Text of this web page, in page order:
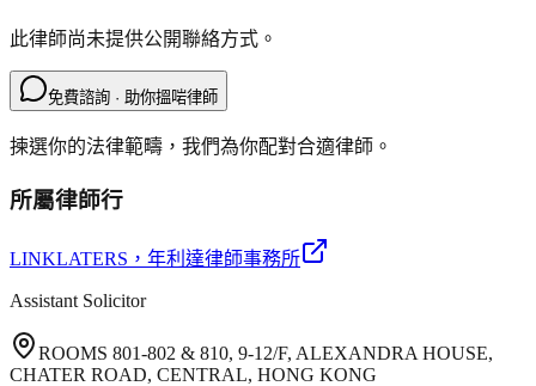
此律師尚未提供公開聯絡方式。
免費諮詢 · 助你搵啱律師
揀選你的法律範疇，我們為你配對合適律師。
所屬律師行
LINKLATERS ，年利達律師事務所
Assistant Solicitor
ROOMS 801-802 & 810, 9-12/F, ALEXANDRA HOUSE,
CHATER ROAD, CENTRAL, HONG KONG